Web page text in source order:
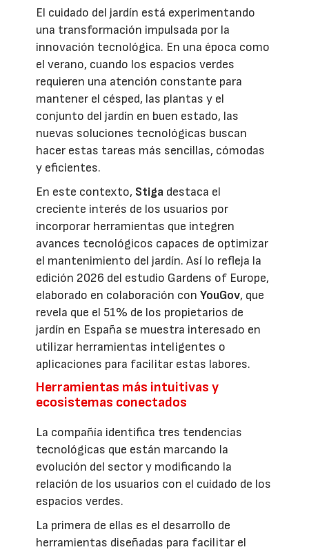
El cuidado del jardín está experimentando
una transformación impulsada por la
innovación tecnológica. En una época como
el verano, cuando los espacios verdes
requieren una atención constante para
mantener el césped, las plantas y el
conjunto del jardín en buen estado, las
nuevas soluciones tecnológicas buscan
hacer estas tareas más sencillas, cómodas
y eficientes.
En este contexto, Stiga destaca el
creciente interés de los usuarios por
incorporar herramientas que integren
avances tecnológicos capaces de optimizar
el mantenimiento del jardín. Así lo refleja la
edición 2026 del estudio Gardens of Europe,
elaborado en colaboración conYouGov, que
revela que el 51% de los propietarios de
jardín en España se muestra interesado en
utilizar herramientas inteligentes o
aplicaciones para facilitar estas labores.
Herramientas más intuitivas y
ecosistemas conectados
La compañía identifica tres tendencias
tecnológicas que están marcando la
evolución del sector y modificando la
relación de los usuarios con el cuidado de los
espacios verdes.
La primera de ellas es el desarrollo de
herramientas diseñadas para facilitar el